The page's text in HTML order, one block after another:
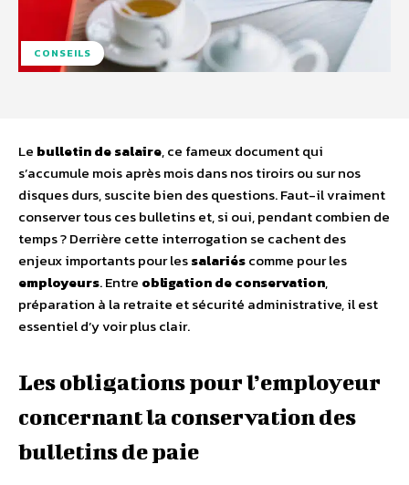
CONSEILS
Le bulletin de salaire, ce fameux document qui
s’accumule mois après mois dans nos tiroirs ou sur nos
disques durs, suscite bien des questions. Faut-il vraiment
conserver tous ces bulletins et, si oui, pendant combien de
temps ? Derrière cette interrogation se cachent des
enjeux importants pour lessalariéscomme pour les
employeurs. Entre obligation de conservation,
préparation à la retraite et sécurité administrative, il est
essentiel d’y voir plus clair.
Les obligations pour l’employeur
concernant la conservation des
bulletins de paie